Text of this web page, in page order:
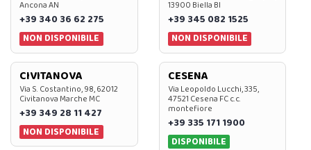
Ancona AN
+39 340 36 62 275
NON DISPONIBILE
13900 Biella BI
+39 345 082 1525
NON DISPONIBILE
CIVITANOVA
Via S. Costantino, 98, 62012
Civitanova Marche MC
+39 349 28 11 427
NON DISPONIBILE
CESENA
Via Leopoldo Lucchi, 335,
47521 Cesena FC c.c.
montefiore
+39 335 171 1900
DISPONIBILE